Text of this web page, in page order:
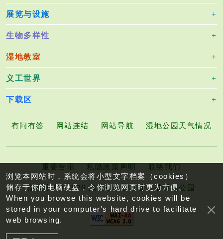
展览与设施
生物多样性
湿地教室
义工世界
下载区
有问有答 网站连结 网站导航 湿地公园天气情况
重要告示 私隐政策声明 联络我们
版权所有©2026 渔农自然护理署香港湿地公园
浏览本网站时，系统会将小型文字档案（cookies）
储存于你的电脑硬盘，令你浏览网页时更为方便。
When you browse this website, cookies will be
stored in your computer's hard drive to facilitate
web browsing.